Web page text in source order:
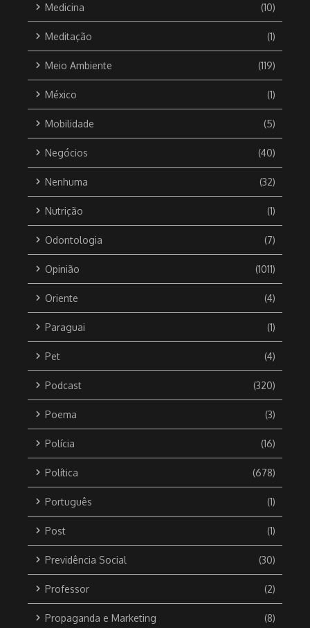
Medicina (10)
Meditação (1)
Meio Ambiente (119)
México (1)
Mobilidade (5)
Negócios (40)
Nenhuma (32)
Nutrição (1)
Odontologia (7)
Opinião (1011)
Oriente (4)
Paraguai (1)
Pet (4)
Podcast (320)
Poema (3)
Polícia (16)
Política (678)
Português (1)
Post (1)
Previdência Social (30)
Professor (2)
Propaganda e Marketing (8)